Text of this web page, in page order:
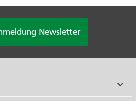
Newsletter
